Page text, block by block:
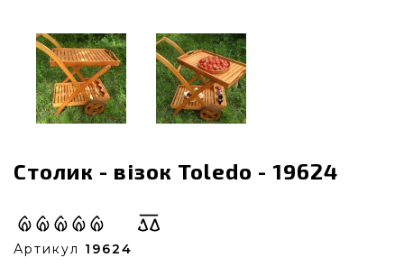
Столик - візок Toledo - 19624
Артикул 19624